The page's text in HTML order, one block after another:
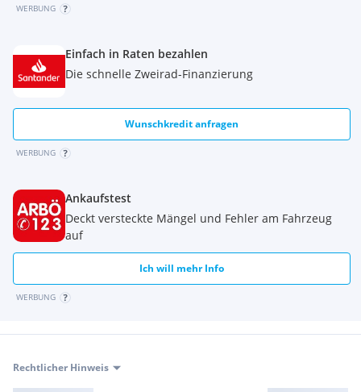
WERBUNG
Einfach in Raten bezahlen
Die schnelle Zweirad-Finanzierung
Wunschkredit anfragen
WERBUNG
Ankaufstest
Deckt versteckte Mängel und Fehler am Fahrzeug
auf
Ich will mehr Info
WERBUNG
Rechtlicher Hinweis